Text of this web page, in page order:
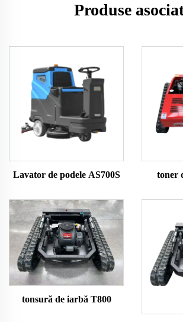
Produse
Lavator de podele AS700S toner
tonsură de iarbă T800